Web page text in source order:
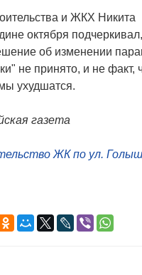
и ЖКХ Никита
октября
об изменении
не принято, и не факт,
ухудшатся.
газета
ЖК по ул.